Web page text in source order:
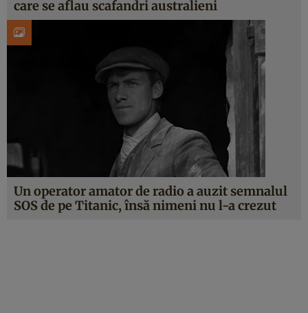
care se aflau scafandri australieni
Un operator amator de radio a auzit semnalul
SOS de pe Titanic, însă nimeni nu l-a crezut